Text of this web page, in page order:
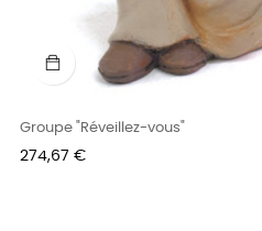
Groupe "Réveillez-vous"
Prix
274,67 €